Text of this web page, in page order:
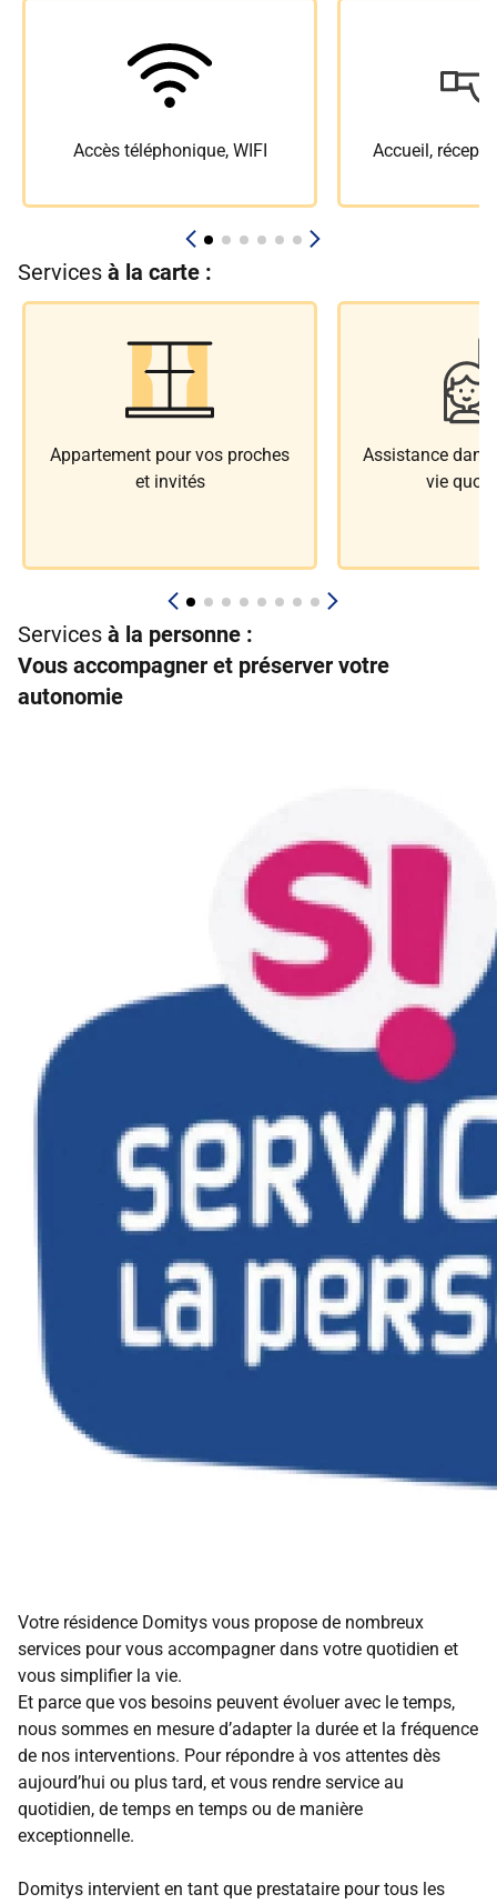
Accès téléphonique, WIFI Accueil,
Services à la carte :
Appartement pour vos proches
et invités
Assistance dans
vie
Services à la personne :
Vous accompagner et préserver votre
autonomie
Votre résidence Domitys vous propose de nombreux
services pour vous accompagner dans votre quotidien et
vous simplifier la vie.
Et parce que vos besoins peuvent évoluer avec le temps,
nous sommes en mesure d’adapter la durée et la fréquence
de nos interventions. Pour répondre à vos attentes dès
aujourd’hui ou plus tard, et vous rendre service au
quotidien, de temps en temps ou de manière
exceptionnelle.
Domitys intervient en tant que prestataire pour tous les